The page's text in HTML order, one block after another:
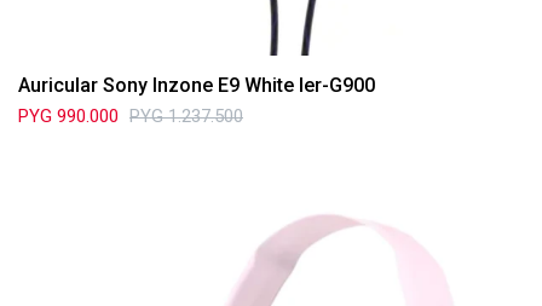
Auricular Sony Inzone E9 White Ier-G900
PYG 990.000 PYG 1.237.500